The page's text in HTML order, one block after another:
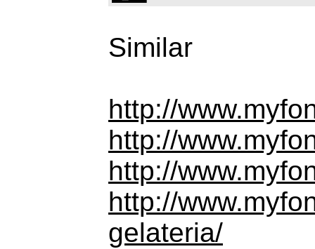
Similar
http://
http://
http://
http://
gelateria/